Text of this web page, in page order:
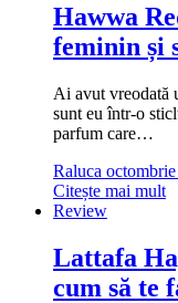
Hawwa
feminin și
Ai avut vreodată
sunt eu într-o
parfum care…
Raluca
Citește mai mult
Review
Lattafa
cum să te